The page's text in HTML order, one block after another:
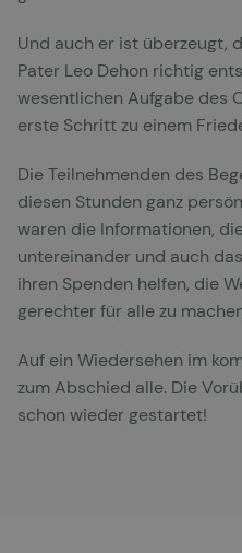
Und auch er ist überzeugt,
Pater Leo Dehon richtig
wesentlichen Aufgabe des
erste Schritt zu einem
Die Teilnehmenden des
diesen Stunden ganz
waren die Informationen,
untereinander und auch
ihren Spenden helfen, die
gerechter für alle zu
Auf ein Wiedersehen im
zum Abschied alle. Die
schon wieder gestartet!